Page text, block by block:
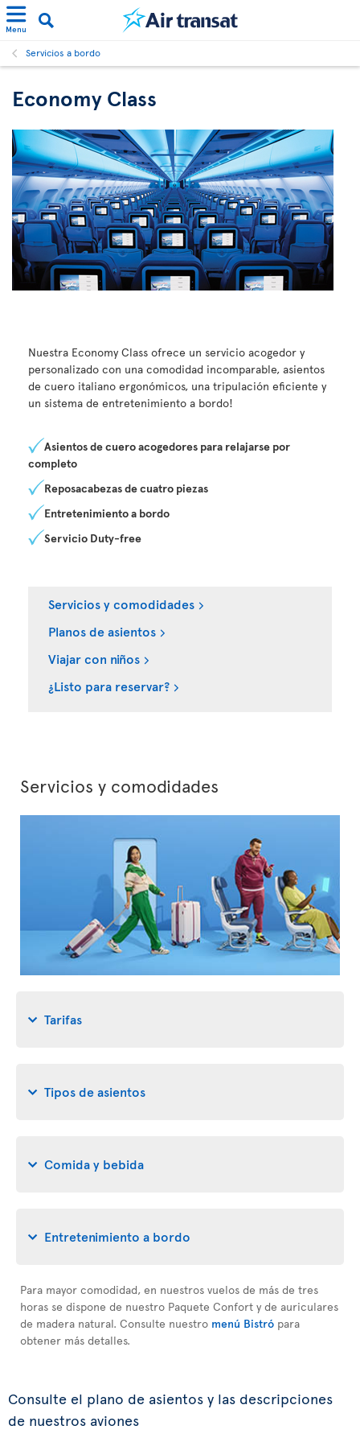
Menu
Servicios a bordo
Economy Class
Nuestra Economy Class ofrece un servicio acogedor y
personalizado con una comodidad incomparable, asientos
de cuero italiano ergonómicos, una tripulación eficiente y
un sistema de entretenimiento a bordo!
Asientos de cuero acogedores para relajarse por
completo
Reposacabezas de cuatro piezas
Entretenimiento a bordo
Servicio Duty-free
Servicios y comodidades
Planos de asientos
Viajar con niños
¿Listo para reservar?
Servicios y comodidades
Tarifas
Tipos de asientos
Comida y bebida
Entretenimiento a bordo
Para mayor comodidad, en nuestros vuelos de más de tres
horas se dispone de nuestro Paquete Confort y de auriculares
de madera natural. Consulte nuestro menú Bistró para
obtener más detalles.
Consulte el plano de asientos y las descripciones
de nuestros aviones